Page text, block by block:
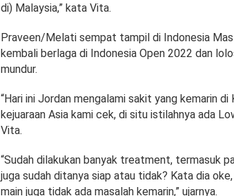
di) Malaysia,” kata Vita.
Praveen/Melati sempat tampil di Indonesia
kembali berlaga di Indonesia Open 2022 dan
mundur.
“Hari ini Jordan mengalami sakit yang kemarin
kejuaraan Asia kami cek, di situ istilahnya ada
Vita.
“Sudah dilakukan banyak treatment, termasuk
juga sudah ditanya siap atau tidak? Kata dia
main juga tidak ada masalah kemarin,” ujarnya.